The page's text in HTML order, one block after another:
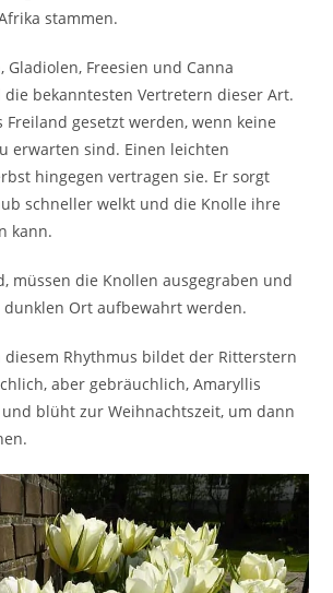
stammen.
Gladiolen, Freesien und Canna
bekanntesten Vertretern dieser Art.
gesetzt werden, wenn keine
erwarten sind. Einen leichten
hingegen vertragen sie. Er sorgt
schneller welkt und die Knolle ihre
kann.
müssen die Knollen ausgegraben und
Ort aufbewahrt werden.
diesem Rhythmus bildet der Ritterstern
aber gebräuchlich, Amaryllis
blüht zur Weihnachtszeit, um dann